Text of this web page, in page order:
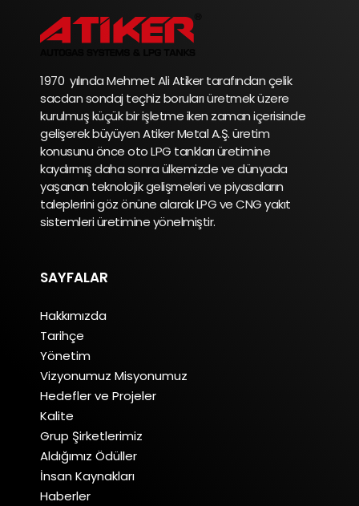
HİLAL OTOGAZ
ÇORUM, SUNGURLU
3643115759
Pazartesi, Salı, Çarşamba,
Perşembe, Cuma, Cumartesi
Yol Tarifi
KILIÇOĞLU GIDA ŞARKÜTERİ
KÜMEEVLERİ 2 I BLOK NO:5
5496115151
Pazartesi, Salı, Çarşamba,
Perşembe, Cuma, Cumartesi
Yol Tarifi
KÖROĞLU OTOMOTİV
YENİ SANAYİ SİTESİ 13. KÜME EVLERİ
NO:2
ÇORUM, İSKİLİP
1970 yılında Mehmet Ali Atiker tarafından çelik
sacdan sondaj teçhiz boruları üretmek üzere
kurulmuş küçük bir işletme iken zaman içerisinde
gelişerek büyüyen Atiker Metal A.Ş. üretim
konusunu önce oto LPG tankları üretimine
kaydırmış daha sonra ülkemizde ve dünyada
yaşanan teknolojik gelişmeleri ve piyasaların
taleplerini göz önüne alarak LPG ve CNG yakıt
sistemleri üretimine yönelmiştir.
SAYFALAR
Hakkımızda
Tarihçe
Yönetim
Vizyonumuz Misyonumuz
Hedefler ve Projeler
Kalite
Grup Şirketlerimiz
Aldığımız Ödüller
İnsan Kaynakları
Haberler